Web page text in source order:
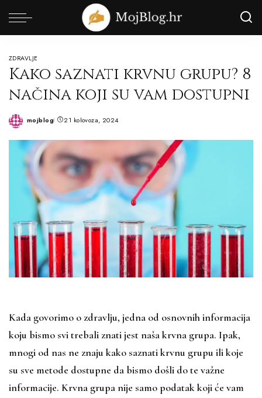
ZDRAVLJE
Kako saznati krvnu grupu? 8
načina koji su vam dostupni
Posted
mojblog 21 kolovoza, 2024
Kada govorimo o zdravlju, jedna od osnovnih informacija
koju bismo svi trebali znati jest naša krvna grupa. Ipak,
mnogi od nas ne znaju kako saznati krvnu grupu ili koje
su sve metode dostupne da bismo došli do te važne
informacije. Krvna grupa nije samo podatak koji će vam